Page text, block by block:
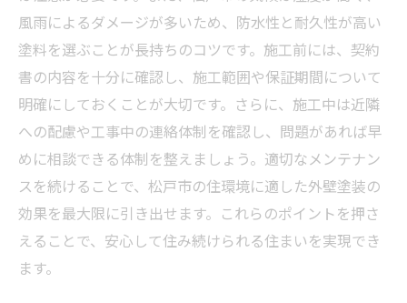
風雨によるダメージが多いため、防水性と耐久性が高い
塗料を選ぶことが長持ちのコツです。施工前には、契約
書の内容を十分に確認し、施工範囲や保証期間について
明確にしておくことが大切です。さらに、施工中は近隣
への配慮や工事中の連絡体制を確認し、問題があれば早
めに相談できる体制を整えましょう。適切なメンテナン
スを続けることで、松戸市の住環境に適した外壁塗装の
効果を最大限に引き出せます。これらのポイントを押さ
えることで、安心して住み続けられる住まいを実現でき
ます。